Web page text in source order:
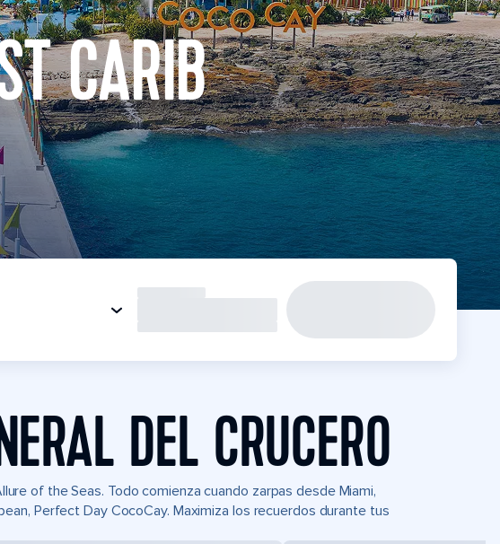
CARIB
DEL CRUCERO
of the Seas. Todo comienza cuando zarpas desde Miami,
Perfect Day CocoCay. Maximiza los recuerdos durante tus